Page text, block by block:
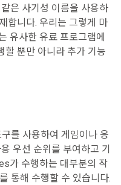
은 사기성 이름을 사용하
합니다. 우리는 그렇게 마
유사한 유료 프로그램에
할 뿐만 아니라 추가 기능
를 사용하여 게임이나 응
우선 순위를 부여하고 기
가 수행하는 대부분의 작
통해 수행할 수 있습니다.